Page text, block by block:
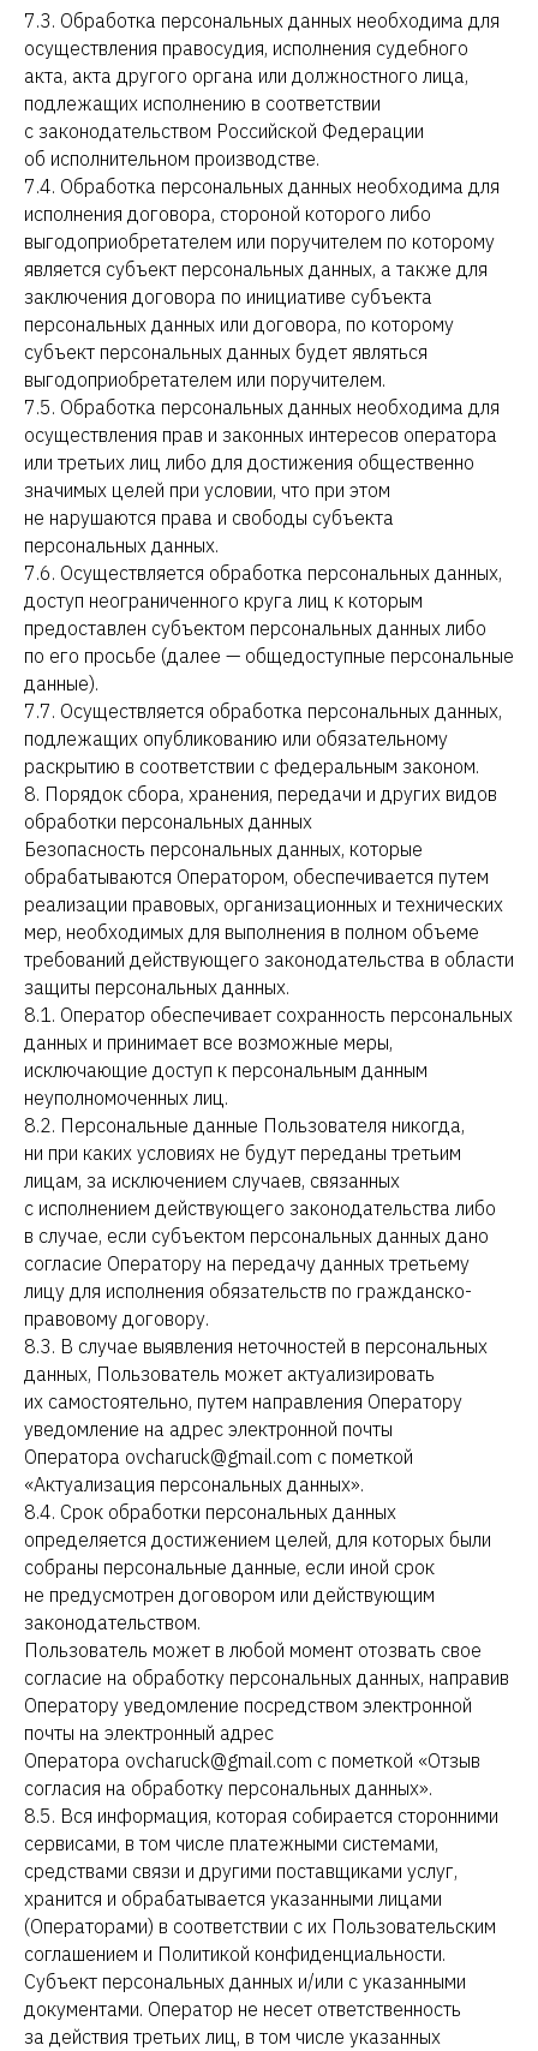
7.3. Обработка персональных данных необходима для
осуществления правосудия, исполнения судебного
акта, акта другого органа или должностного лица,
подлежащих исполнению в соответствии
с законодательством Российской Федерации
об исполнительном производстве.
7.4. Обработка персональных данных необходима для
исполнения договора, стороной которого либо
выгодоприобретателем или поручителем по которому
является субъект персональных данных, а также для
заключения договора по инициативе субъекта
персональных данных или договора, по которому
субъект персональных данных будет являться
выгодоприобретателем или поручителем.
7.5. Обработка персональных данных необходима для
осуществления прав и законных интересов оператора
или третьих лиц либо для достижения общественно
значимых целей при условии, что при этом
не нарушаются права и свободы субъекта
персональных данных.
7.6. Осуществляется обработка персональных данных,
доступ неограниченного круга лиц к которым
предоставлен субъектом персональных данных либо
по его просьбе (далее — общедоступные персональные
данные).
7.7. Осуществляется обработка персональных данных,
подлежащих опубликованию или обязательному
раскрытию в соответствии с федеральным законом.
8. Порядок сбора, хранения, передачи и других видов
обработки персональных данных
Безопасность персональных данных, которые
обрабатываются Оператором, обеспечивается путем
реализации правовых, организационных и технических
мер, необходимых для выполнения в полном объеме
требований действующего законодательства в области
защиты персональных данных.
8.1. Оператор обеспечивает сохранность персональных
данных и принимает все возможные меры,
исключающие доступ к персональным данным
неуполномоченных лиц.
8.2. Персональные данные Пользователя никогда,
ни при каких условиях не будут переданы третьим
лицам, за исключением случаев, связанных
с исполнением действующего законодательства либо
в случае, если субъектом персональных данных дано
согласие Оператору на передачу данных третьему
лицу для исполнения обязательств по гражданско-
правовому договору.
8.3. В случае выявления неточностей в персональных
данных, Пользователь может актуализировать
их самостоятельно, путем направления Оператору
уведомление на адрес электронной почты
Оператора ovcharuck@gmail.com с пометкой
«Актуализация персональных данных».
8.4. Срок обработки персональных данных
определяется достижением целей, для которых были
собраны персональные данные, если иной срок
не предусмотрен договором или действующим
законодательством.
Пользователь может в любой момент отозвать свое
согласие на обработку персональных данных, направив
Оператору уведомление посредством электронной
почты на электронный адрес
Оператора ovcharuck@gmail.com с пометкой «Отзыв
согласия на обработку персональных данных».
8.5. Вся информация, которая собирается сторонними
сервисами, в том числе платежными системами,
средствами связи и другими поставщиками услуг,
хранится и обрабатывается указанными лицами
(Операторами) в соответствии с их Пользовательским
соглашением и Политикой конфиденциальности.
Субъект персональных данных и/или с указанными
документами. Оператор не несет ответственность
за действия третьих лиц, в том числе указанных